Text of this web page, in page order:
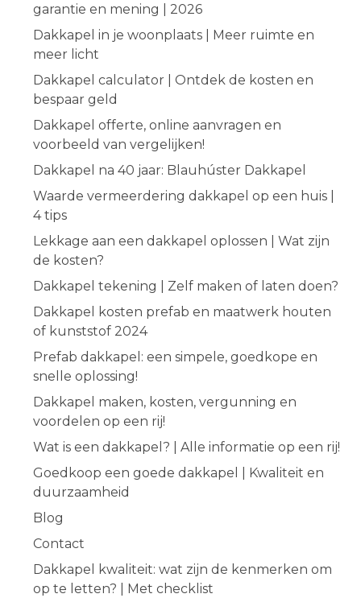
garantie en mening | 2026
Dakkapel in je woonplaats | Meer ruimte en
meer licht
Dakkapel calculator | Ontdek de kosten en
bespaar geld
Dakkapel offerte, online aanvragen en
voorbeeld van vergelijken!
Dakkapel na 40 jaar: Blauhúster Dakkapel
Waarde vermeerdering dakkapel op een huis |
4 tips
Lekkage aan een dakkapel oplossen | Wat zijn
de kosten?
Dakkapel tekening | Zelf maken of laten doen?
Dakkapel kosten prefab en maatwerk houten
of kunststof 2024
Prefab dakkapel: een simpele, goedkope en
snelle oplossing!
Dakkapel maken, kosten, vergunning en
voordelen op een rij!
Wat is een dakkapel? | Alle informatie op een rij!
Goedkoop een goede dakkapel | Kwaliteit en
duurzaamheid
Blog
Contact
Dakkapel kwaliteit: wat zijn de kenmerken om
op te letten? | Met checklist